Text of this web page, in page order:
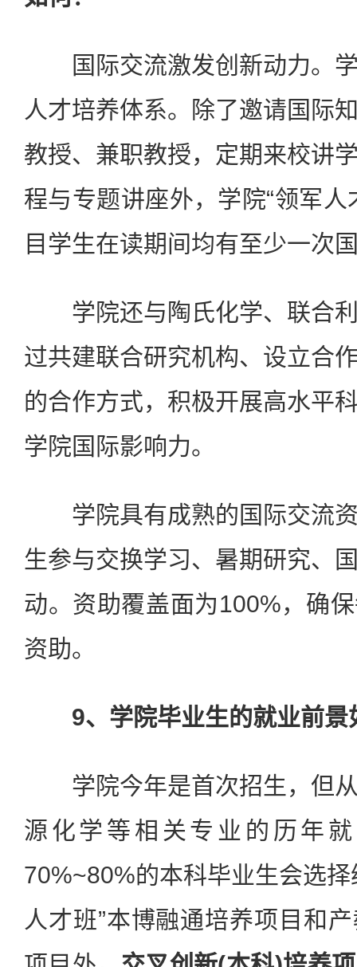
国际交流激发创新动力。学
人才培养体系。除了邀请国际
教授、兼职教授，定期来校讲
程与专题讲座外，学院“领军人
目学生在读期间均有至少一次
学院还与陶氏化学、联合利
过共建联合研究机构、设立合
的合作方式，积极开展高水平
学院国际影响力。
学院具有成熟的国际交流资
生参与交换学习、暑期研究、
动。资助覆盖面为100%，确
资助。
9、学院毕业生的就业前景
学院今年是首次招生，但从
源化学等相关专业的历年
70%~80%的本科毕业生会选
人才班”本博融通培养项目和